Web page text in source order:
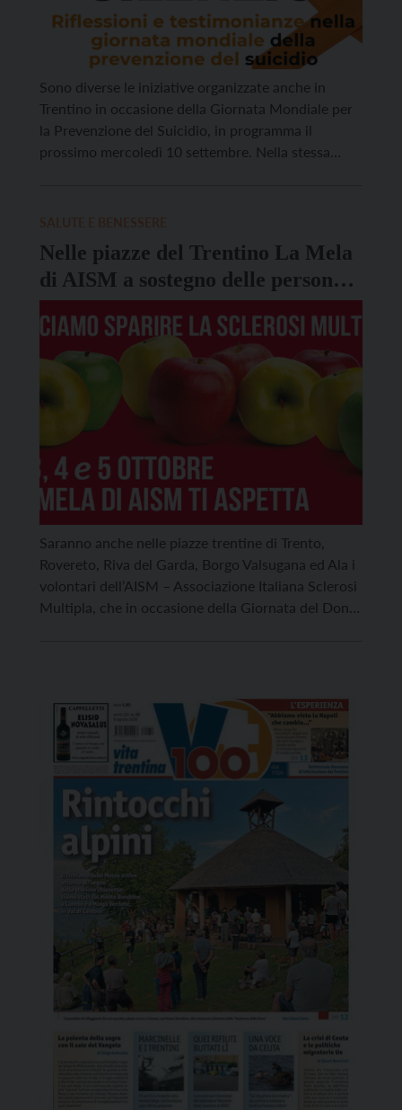
Sono diverse le iniziative organizzate anche in
Trentino in occasione della Giornata Mondiale per
la Prevenzione del Suicidio, in programma il
prossimo mercoledì 10 settembre. Nella stessa
Nelle piazze del Trentino La Mela
di AISM a sostegno delle persone
con sclerosi multipla
Saranno anche nelle piazze trentine di Trento,
Rovereto, Riva del Garda, Borgo Valsugana ed Ala i
volontari dell’AISM – Associazione Italiana Sclerosi
Multipla, che in occasione della Giornata del Dono,